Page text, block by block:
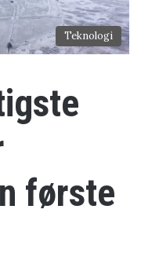
Teknologi
første